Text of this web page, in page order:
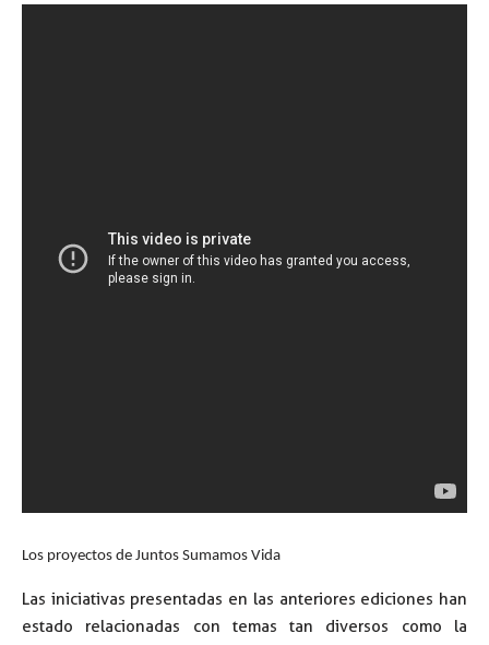
Los proyectos de Juntos Sumamos Vida
Las iniciativas presentadas en las anteriores ediciones han
estado relacionadas con temas tan diversos como la